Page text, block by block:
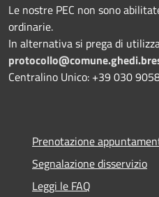
Le nostre PEC non sono
ordinarie.
In alternativa si prega di
Centralino Unico: +39 030
Prenotazione
Segnalazione disservizio
Leggi le FAQ